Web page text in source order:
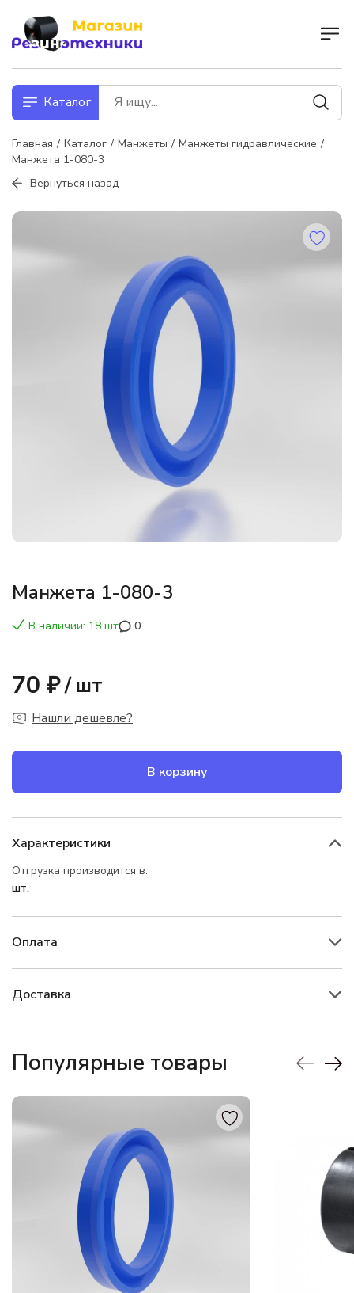
Каталог
Главная Каталог Манжеты
Манжеты гидравлические
Манжета 1-080-3
Вернуться назад
Манжета 1-080-3
В наличии: 18 шт 0
70 ₽/ шт
Нашли дешевле?
В корзину
Характеристики
Отгрузка производится в:
шт.
Оплата
Доставка
Популярные товары